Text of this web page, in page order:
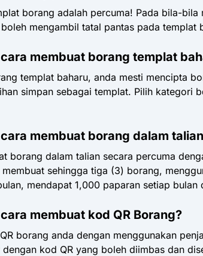
borang adalah percuma! Pada bila-
mengambil tatal pantas pada
membuat borang templat
templat baharu, anda mesti mencipta
simpan sebagai templat. Pilih kategori
membuat borang dalam
borang dalam talian secara percuma
sehingga tiga (3) borang,
mendapat 1,000 paparan setiap bulan
membuat kod QR Borang?
borang anda dengan menggunakan
kod QR yang boleh diimbas dan